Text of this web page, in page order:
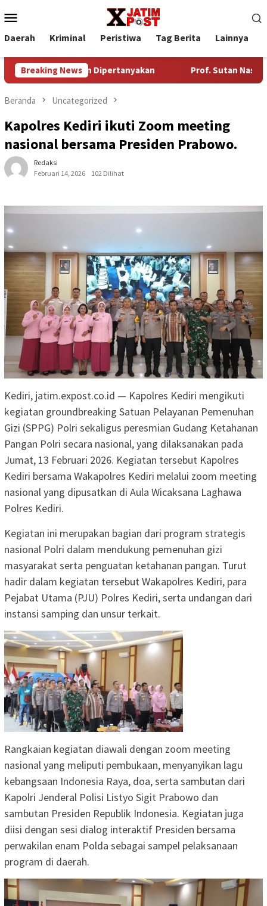
ke
kontenMobile
Daerah Kriminal Peristiwa Tag Berita Lainnya
Breaking News
Lahan Dipertanyakan Prof. Sutan Nasomal Harapkan
Beranda Uncategorized
Kapolres Kediri ikuti Zoom meeting
nasional bersama Presiden Prabowo.
Redaksi
Februari 14, 2026
102 Dilihat
Kediri, jatim.expost.co.id — Kapolres Kediri mengikuti
kegiatan groundbreaking Satuan Pelayanan Pemenuhan
Gizi (SPPG) Polri sekaligus peresmian Gudang Ketahanan
Pangan Polri secara nasional, yang dilaksanakan pada
Jumat, 13 Februari 2026. Kegiatan tersebut Kapolres
Kediri bersama Wakapolres Kediri melalui zoom meeting
nasional yang dipusatkan di Aula Wicaksana Laghawa
Polres Kediri.
Kegiatan ini merupakan bagian dari program strategis
nasional Polri dalam mendukung pemenuhan gizi
masyarakat serta penguatan ketahanan pangan. Turut
hadir dalam kegiatan tersebut Wakapolres Kediri, para
Pejabat Utama (PJU) Polres Kediri, serta undangan dari
instansi samping dan unsur terkait.
Rangkaian kegiatan diawali dengan zoom meeting
nasional yang meliputi pembukaan, menyanyikan lagu
kebangsaan Indonesia Raya, doa, serta sambutan dari
Kapolri Jenderal Polisi Listyo Sigit Prabowo dan
sambutan Presiden Republik Indonesia. Kegiatan juga
diisi dengan sesi dialog interaktif Presiden bersama
perwakilan enam Polda sebagai sampel pelaksanaan
program di daerah.